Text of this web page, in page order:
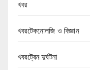
খবর
খবরটেকনোলজি ও বিজ্ঞান
খবরট্রেন দুর্ঘটনা